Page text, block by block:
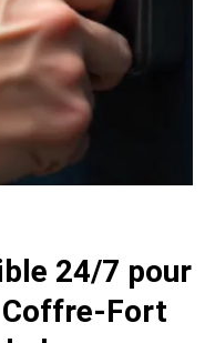
24/7 pour
Coffre-Fort